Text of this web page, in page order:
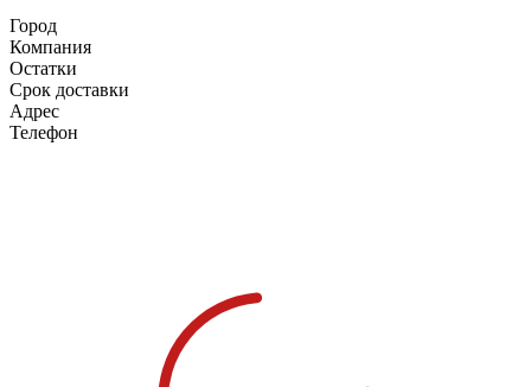
Город
Компания
Остатки
Срок доставки
Адрес
Телефон